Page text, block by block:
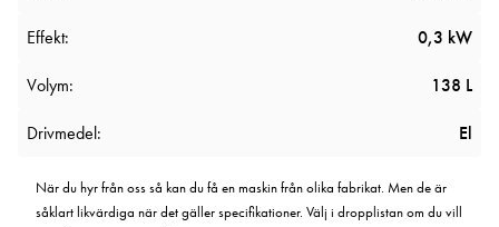
Effekt: 0,3 kW
Volym: 138 L
Drivmedel: El
När du hyr från oss så kan du få en maskin från olika fabrikat. Men de är
såklart likvärdiga när det gäller specifikationer. Välj i dropplistan om du vill